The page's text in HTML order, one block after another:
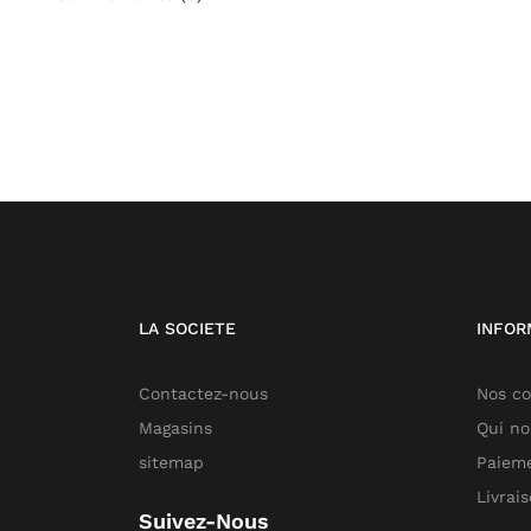
LA SOCIETE
Contactez-nous
Magasins
sitemap
Suivez-Nous
Nos
Qui